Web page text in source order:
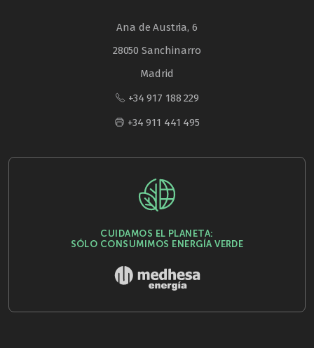
Ana de Austria, 6
28050 Sanchinarro
Madrid
+34 917 188 229
+34 911 441 495
CUIDAMOS EL PLANETA:
SÓLO CONSUMIMOS ENERGÍA VERDE